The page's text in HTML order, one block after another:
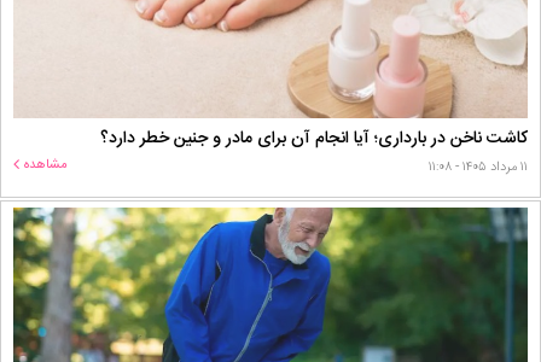
کاشت ناخن در بارداری؛ آیا انجام آن برای مادر و جنین خطر دارد؟
۱۱ مرداد ۱۴۰۵ - ۱۱:۰۸ مشاهده